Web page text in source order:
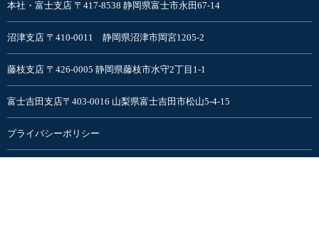
本社・富士支店 〒417-8538 静岡県富士市永田67-14
沼津支店 〒410-0011 静岡県沼津市岡宮1205-2
藤枝支店 〒426-0005 静岡県藤枝市水守2丁目1-1
富士吉田支店〒403-0016 山梨県富士吉田市松山5-4-15
プライバシーポリシー